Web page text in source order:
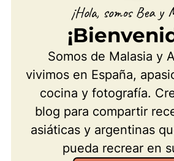
¡Hola, somos Bea y
Somos de Malasia y
vivimos en España,
cocina y fotografía.
blog para compartir
asiáticas y argentinas
pueda recrear en